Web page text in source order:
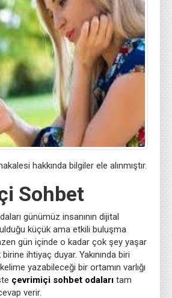
hakkında bilgiler ele alınmıştır.
Sohbet
günümüz insanının dijital
küçük ama etkili buluşma
gün içinde o kadar çok şey yaşar
ihtiyaç duyar. Yakınında biri
yazabileceği bir ortamın varlığı
çevrimiçi sohbet odaları tam
verir.